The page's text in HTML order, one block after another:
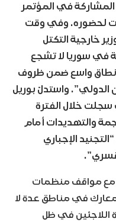
في المؤتمر
لحضوره. وفي وقت
خارجية التكتل
في سوريا لا تشجع
نطاق واسع ضمن ظروف
الدولي”. واستدلّ بوريل
سجلت خلال الفترة
والتهديدات أمام
الإجباري
مع مواقف منظمات
في مناطق عدة لا
اللاجئين في ظل